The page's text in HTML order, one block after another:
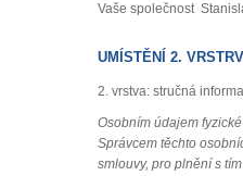
Vaše společnost
UMÍSTĚNÍ 2.
2. vrstva: stručná
Osobním údajem
Správcem těchto
smlouvy, pro plnění s